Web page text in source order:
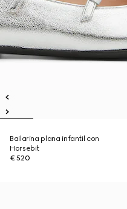
Bailarina plana infantil con
Horsebit
€ 520